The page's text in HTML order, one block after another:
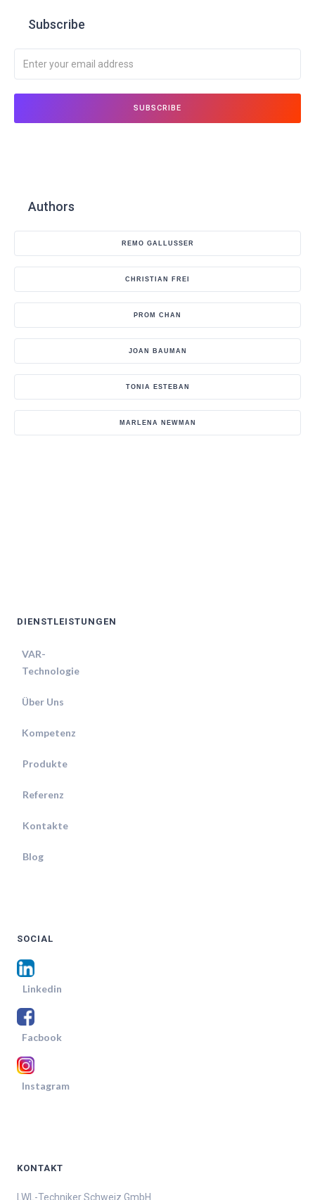
Subscribe
Authors
REMO GALLUSSER
CHRISTIAN FREI
PROM CHAN
JOAN BAUMAN
TONIA ESTEBAN
MARLENA NEWMAN
DIENSTLEISTUNGEN
VAR-
Technologie
Über Uns
Kompetenz
Produkte
Referenz
Kontakte
Blog
SOCIAL
Linkedin
Facbook
Instagram
KONTAKT
LWL-Techniker Schweiz GmbH